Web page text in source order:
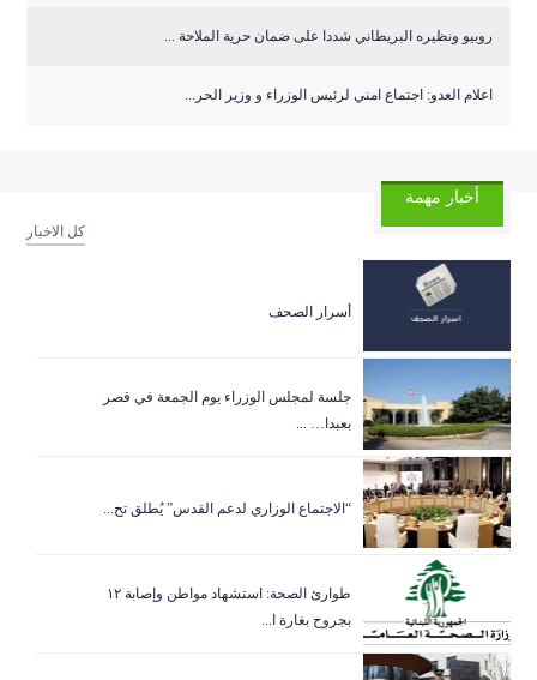
روبيو ونظيره البريطاني شددا على ضمان حرية الملاحة ...
اعلام العدو: اجتماع امني لرئيس الوزراء و وزير الحر...
أخبار مهمة
كل الاخبار
أسرار الصحف
جلسة لمجلس الوزراء يوم الجمعة في قصر
بعبدا… ...
“الاجتماع الوزاري لدعم القدس” يُطلق تح...
طوارئ الصحة: استشهاد مواطن وإصابة ١٢
بجروح بغارة ا...